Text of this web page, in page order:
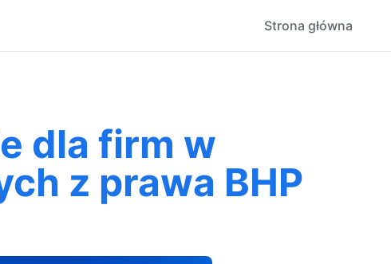
Strona główna
dla firm w
z prawa BHP